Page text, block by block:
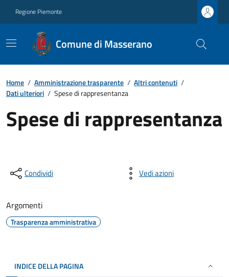
Regione Piemonte
Comune di Masserano
Home / Amministrazione trasparente / Altri contenuti /
Dati ulteriori / Spese di rappresentanza
Spese di rappresentanza
Condividi Vedi azioni
Argomenti
Trasparenza amministrativa
INDICE DELLA PAGINA